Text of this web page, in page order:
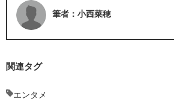
筆者：小西菜穂
関連タグ
エンタメ